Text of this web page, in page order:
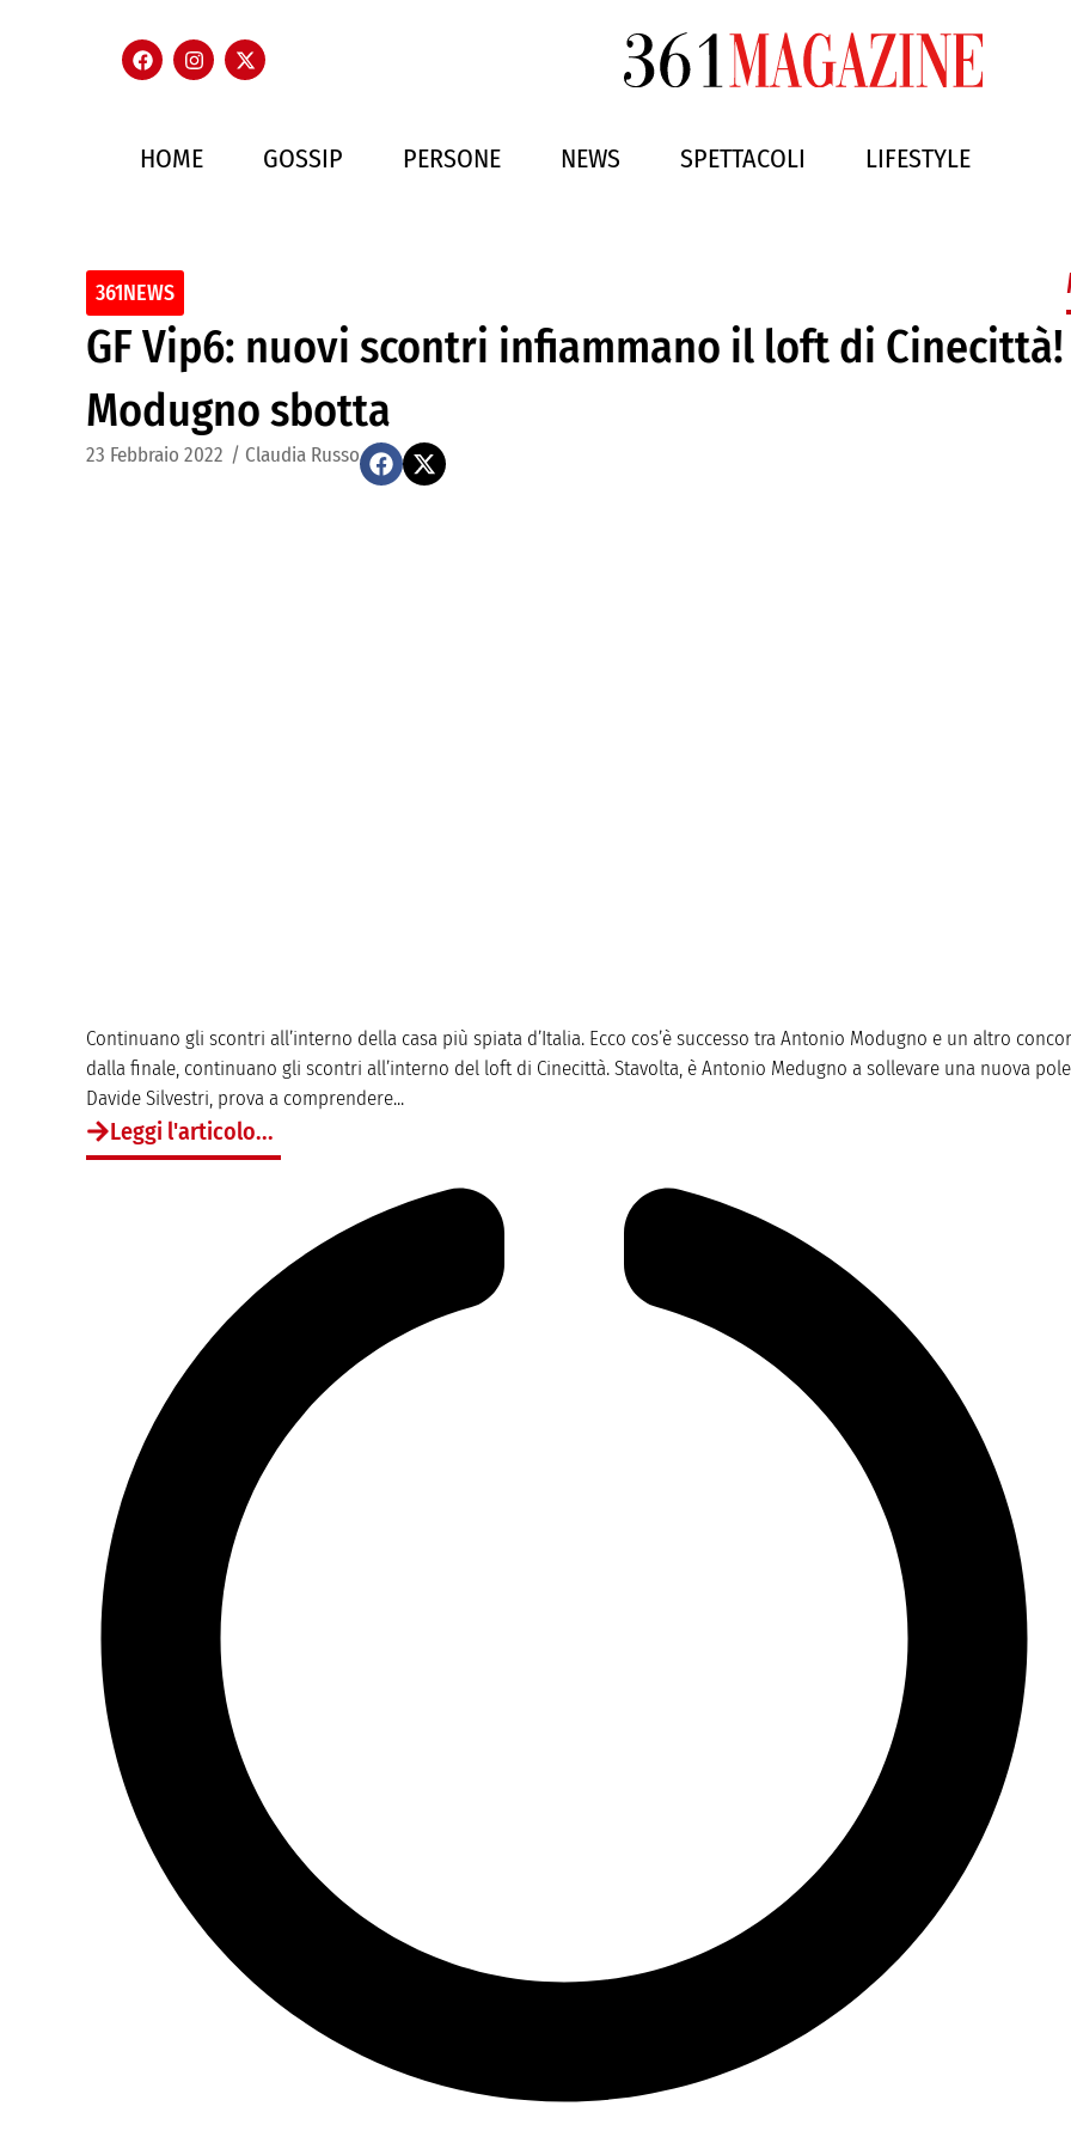
HOME GOSSIP PERSONE NEWS SPETTACOLI LIFESTYLE
361NEWS
GF Vip6: nuovi scontri infiammano il loft di
Modugno sbotta
23 Febbraio 2022 / Claudia Russo
Continuano gli scontri all’interno della casa più spiata d’Italia. Ecco cos’è successo tra Antonio Modugno e un altro
dalla finale, continuano gli scontri all’interno del loft di Cinecittà. Stavolta, è Antonio Medugno a sollevare una nuova
Davide Silvestri, prova a comprendere...
Leggi l'articolo...